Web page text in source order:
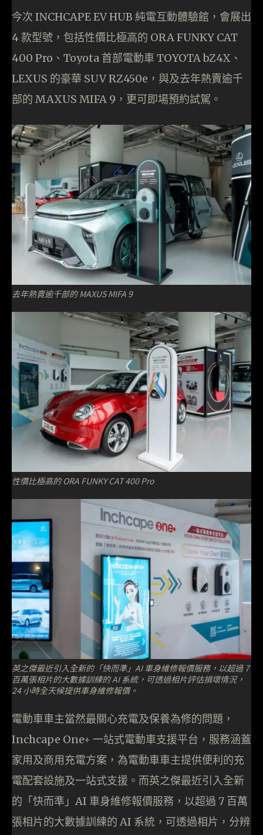
今次 INCHCAPE EV HUB 純電互動體驗館，會展出
4 款型號，包括性價比極高的 ORA FUNKY CAT
400 Pro、Toyota 首部電動車 TOYOTA bZ4X、
LEXUS 的豪華 SUV RZ450e，與及去年熱賣逾千
部的 MAXUS MIFA 9，更可即場預約試駕。
去年熱賣逾千部的 MAXUS MIFA 9
性價比極高的 ORA FUNKY CAT 400 Pro
英之傑最近引入全新的「快而準」AI 車身維修報價服務，以超過 7
百萬張相片的大數據訓練的 AI 系統，可透過相片評估損壞情況，
24 小時全天候提供車身維修報價。
電動車車主當然最關心充電及保養為修的問題，
Inchcape One+ 一站式電動車支援平台，服務涵蓋
家用及商用充電方案，為電動車車主提供便利的充
電配套設施及一站式支援。而英之傑最近引入全新
的「快而準」AI 車身維修報價服務，以超過 7 百萬
張相片的大數據訓練的 AI 系統，可透過相片，分辨